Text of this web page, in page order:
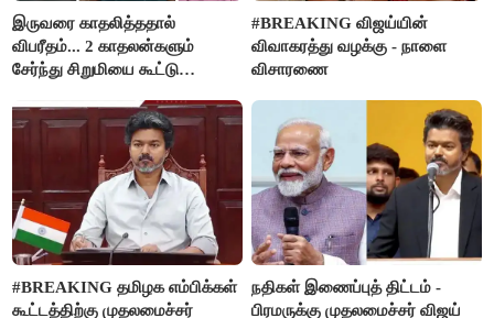
இருவரை காதலித்ததால்
விபரீதம்... 2 காதலன்களும்
சேர்ந்து சிறுமியை கூட்டு
செய்த கொடூரம்
#BREAKING விஜய்யின்
விவாகரத்து வழக்கு - நாளை
விசாரணை
#BREAKING தமிழக எம்பிக்கள்
கூட்டத்திற்கு முதலமைச்சர்
நதிகள் இணைப்புத் திட்டம் -
பிரமருக்கு முதலமைச்சர் விஜய்